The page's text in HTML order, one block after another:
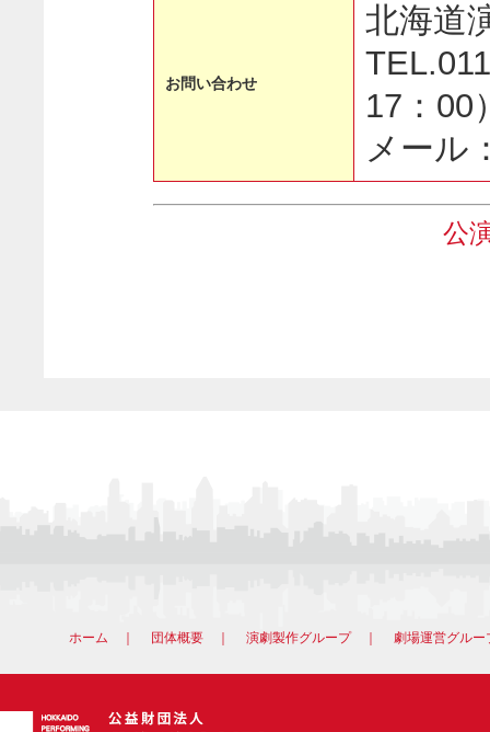
お問い合わせ
北海
17：00
メール
公
ホーム 団体概要 ｜演劇製作グループ｜劇場運営グルー